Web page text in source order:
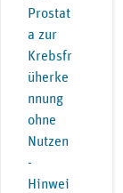
Prostat
a zur
Krebsfr
üherke
nnung
ohne
Nutzen
-
Hinwei